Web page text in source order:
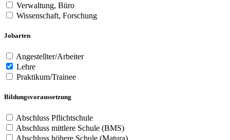
Verwaltung, Büro
Wissenschaft, Forschung
Jobarten
Angestellter/Arbeiter
Lehre
Praktikum/Trainee
Bildungsvoraussetzung
Abschluss Pflichtschule
Abschluss mittlere Schule (BMS)